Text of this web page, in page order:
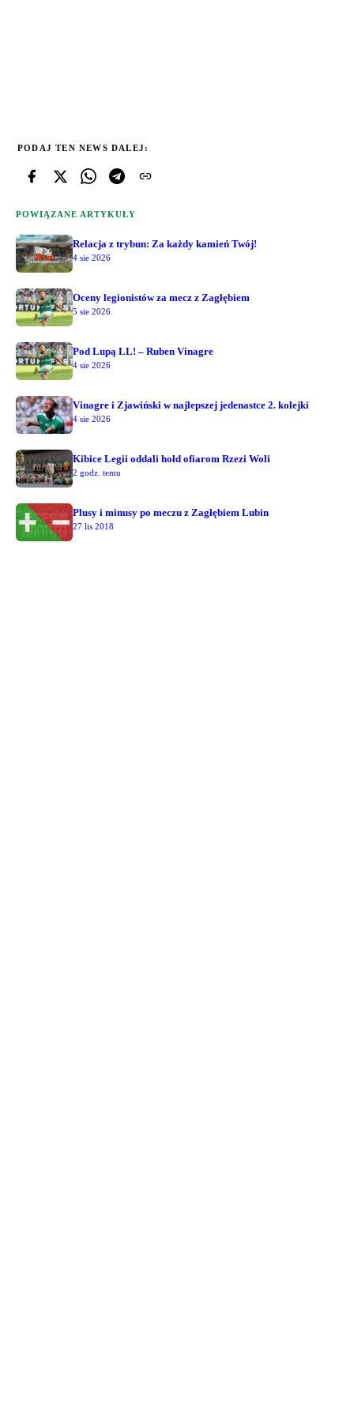
PODAJ TEN NEWS DALEJ:
POWIĄZANE ARTYKUŁY
Relacja z trybun: Za każdy kamień Twój!
4 sie 2026
Oceny legionistów za mecz z Zagłębiem
5 sie 2026
Pod Lupą LL! – Ruben Vinagre
4 sie 2026
Vinagre i Zjawiński w najlepszej jedenastce 2. kolejki
4 sie 2026
Kibice Legii oddali hołd ofiarom Rzezi Woli
2 godz. temu
Plusy i minusy po meczu z Zagłębiem Lubin
27 lis 2018